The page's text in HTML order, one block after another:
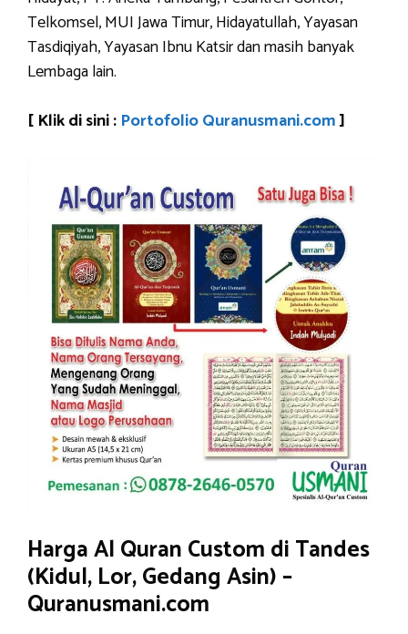
Telkomsel, MUI Jawa Timur, Hidayatullah, Yayasan
Tasdiqiyah, Yayasan Ibnu Katsir dan masih banyak
Lembaga lain.
[ Klik di sini : Portofolio Quranusmani.com]
Harga Al Quran Custom di Tandes
(Kidul, Lor, Gedang Asin) –
Quranusmani.com